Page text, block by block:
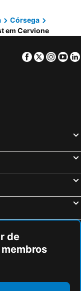
bed and breakfasts
Lota, bed and breakfasts
bed and breakfasts
bed and breakfasts
Córsega
em Cervione
Facebook
Twitter
de